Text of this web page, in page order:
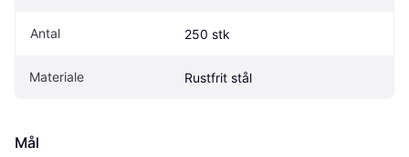
Antal 250 stk
Materiale Rustfrit stål
Mål